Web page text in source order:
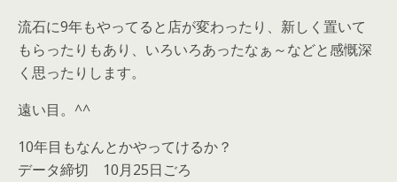
流石に9年もやってると店が変わったり、新しく置いて
もらったりもあり、いろいろあったなぁ～などと感慨深
く思ったりします。
遠い目。^^
10年目もなんとかやってけるか？
データ締切 10月25日ごろ